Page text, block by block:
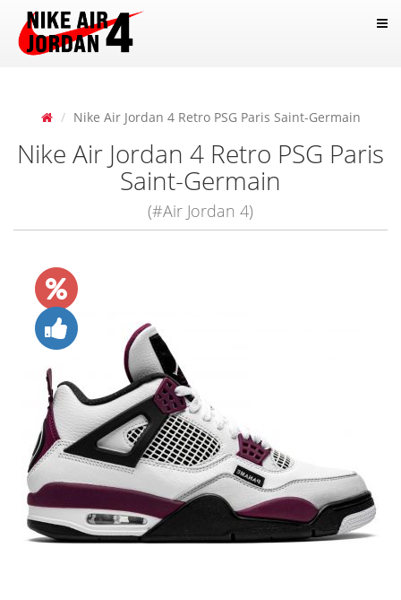
Nike Air Jordan 4 Retro PSG Paris Saint-Germain
Nike Air Jordan 4 Retro PSG Paris
Saint-Germain
(#Air Jordan 4)